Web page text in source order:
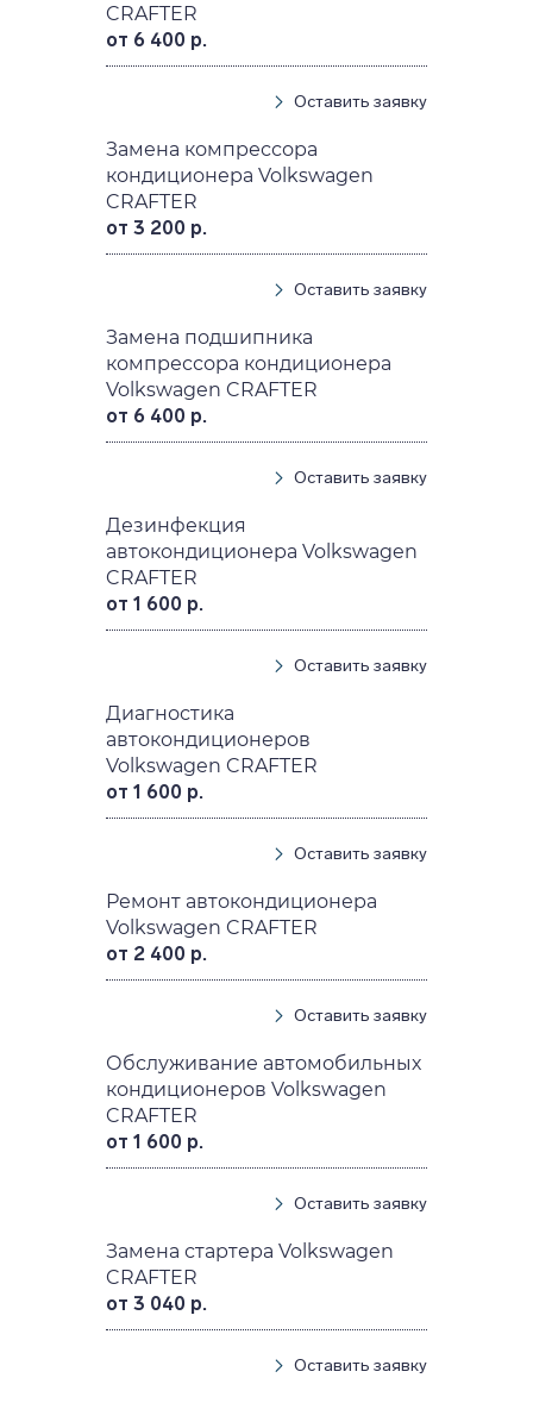
CRAFTER
от 6 400 р.
Оставить заявку
Замена компрессора
кондиционера Volkswagen
CRAFTER
от 3 200 р.
Оставить заявку
Замена подшипника
компрессора кондиционера
Volkswagen CRAFTER
от 6 400 р.
Оставить заявку
Дезинфекция
автокондиционера Volkswagen
CRAFTER
от 1 600 р.
Оставить заявку
Диагностика
автокондиционеров
Volkswagen CRAFTER
от 1 600 р.
Оставить заявку
Ремонт автокондиционера
Volkswagen CRAFTER
от 2 400 р.
Оставить заявку
Обслуживание автомобильных
кондиционеров Volkswagen
CRAFTER
от 1 600 р.
Оставить заявку
Замена стартера Volkswagen
CRAFTER
от 3 040 р.
Оставить заявку